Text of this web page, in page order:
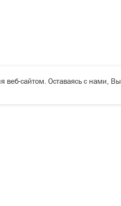
веб-сайтом. Оставаясь с нами, Вы